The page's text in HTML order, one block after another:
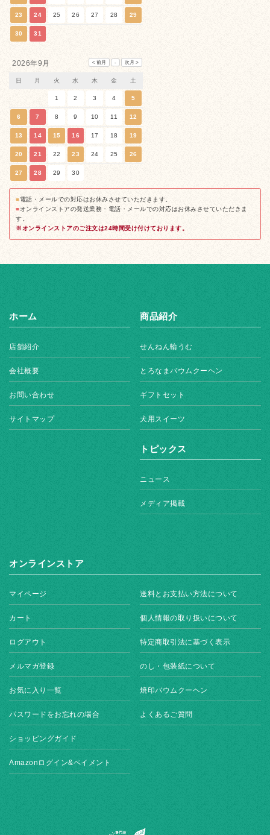
23 24 25 26 27 28 29
30 31
2026年9月
日 月 火 水 木 金 土
1 2 3 4 5
6 7 8 9 10 11 12
13 14 15 16 17 18 19
20 21 22 23 24 25 26
27 28 29 30
■電話・メールでの対応はお休みさせていただきます。
■オンラインストアの発送業務・電話・メールでの対応はお休みさせていただきま
す。
※オンラインストアのご注文は24時間受け付けております。
ホーム
店舗紹介
会社概要
お問い合わせ
サイトマップ
商品紹介
せんねん輪うむ
とろなまバウムクーヘン
ギフトセット
犬用スイーツ
トピックス
ニュース
メディア掲載
オンラインストア
マイページ
カート
ログアウト
メルマガ登録
お気に入り一覧
パスワードをお忘れの場合
ショッピングガイド
Amazonログイン&ペイメント
送料とお支払い方法について
個人情報の取り扱いについて
特定商取引法に基づく表示
のし・包装紙について
焼印バウムクーヘン
よくあるご質問